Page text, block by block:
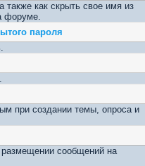
также как скрыть свое имя из
форуме.
пароля
при создании темы, опроса и
сообщений на